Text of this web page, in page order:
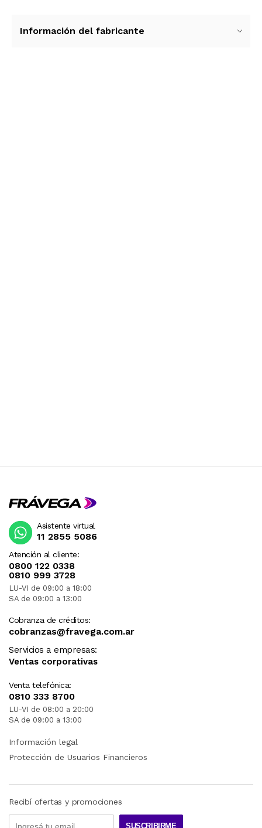
está diseñada de forma que permite
desarmarse y ocupar, apenas, el espacio de una
Información del fabricante
Atención al cliente:
0800 122 0338
0810 999 3728
LU-VI de 09:00 a 18:00
SA de 09:00 a 13:00
Cobranza de créditos:
cobranzas@fravega.com.ar
Servicios a empresas:
Ventas corporativas
Venta telefónica:
0810 333 8700
LU-VI de 08:00 a 20:00
SA de 09:00 a 13:00
Asistente virtual
11 2855 5086
Información legal
Protección de Usuarios Financieros
Recibí ofertas y promociones
SUSCRIBIRME